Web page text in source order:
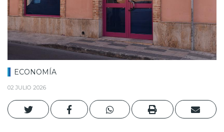
ECONOMÍA
02 JULIO 2026